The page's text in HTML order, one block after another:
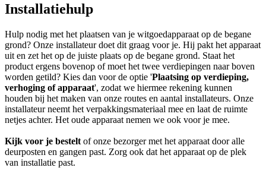
Installatiehulp
Hulp nodig met het plaatsen van je witgoedapparaat op de begane
grond? Onze installateur doet dit graag voor je. Hij pakt het apparaat
uit en zet het op de juiste plaats op de begane grond. Staat het
product ergens bovenop of moet het twee verdiepingen naar boven
worden getild? Kies dan voor de optie 'Plaatsing op verdieping,
verhoging of apparaat', zodat we hiermee rekening kunnen
houden bij het maken van onze routes en aantal installateurs. Onze
installateur neemt het verpakkingsmateriaal mee en laat de ruimte
netjes achter. Het oude apparaat nemen we ook voor je mee.
Kijk voor je bestelt of onze bezorger met het apparaat door alle
deurposten en gangen past. Zorg ook dat het apparaat op de plek
van installatie past.